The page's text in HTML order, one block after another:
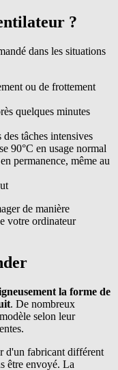
?
dans les situations
ou de frottement
quelques minutes
tâches intensives
90°C en usage normal
permanence, même au
de manière
votre ordinateur
la forme de
. De nombreux
selon leur
d'un fabricant différent
être envoyé. La